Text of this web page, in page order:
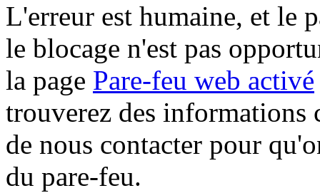
L'erreur est humaine, et le
le blocage n'est pas
la page Pare-feu web activé
trouverez des informations
de nous contacter pour
du pare-feu.